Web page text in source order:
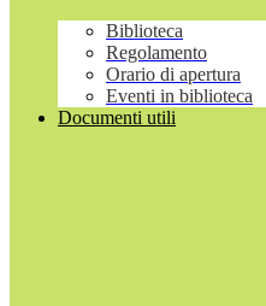
Biblioteca
Regolamento
Orario di apertura
Eventi in biblioteca
Documenti utili